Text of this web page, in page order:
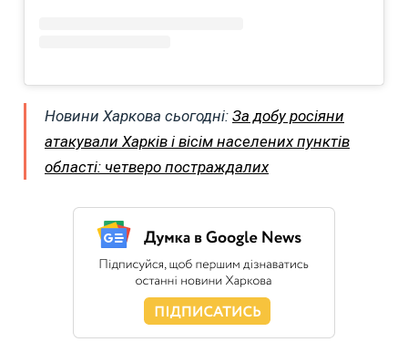
Новини Харкова сьогодні: За добу росіяни
атакували Харків і вісім населених пунктів
області: четверо постраждалих